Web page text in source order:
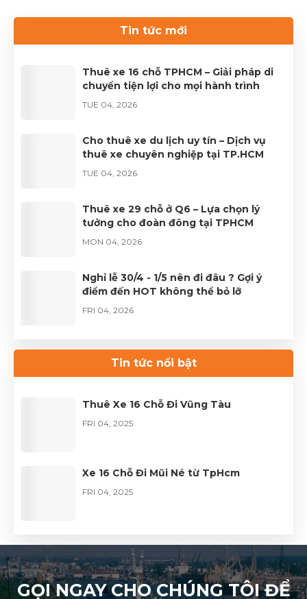
dịch vụ thuê xe uy tín, hãy liên hệ với Thuê xe Phong
Cảnh để được phục vụ tốt nhất.Liên hệ 0899 78
Tin tức mới
Thuê xe 16 chỗ TPHCM – Giải pháp di
chuyển tiện lợi cho mọi hành trình
TUE 04, 2026
Cho thuê xe du lịch uy tín – Dịch vụ
thuê xe chuyên nghiệp tại TP.HCM
TUE 04, 2026
Thuê xe 29 chỗ ở Q6 – Lựa chọn lý
tưởng cho đoàn đông tại TPHCM
MON 04, 2026
Nghỉ lễ 30/4 - 1/5 nên đi đâu ? Gợi ý
điểm đến HOT không thể bỏ lỡ
FRI 04, 2026
– Hành trình đầy trọn vẹn
FRI 04, 2026
Tin tức nổi bật
Thuê Xe 16 Chỗ Đi Vũng Tàu
FRI 04, 2025
Xe 16 Chỗ Đi Mũi Né từ TpHcm
FRI 04, 2025
GỌI NGAY CHO CHÚNG TÔI ĐỂ